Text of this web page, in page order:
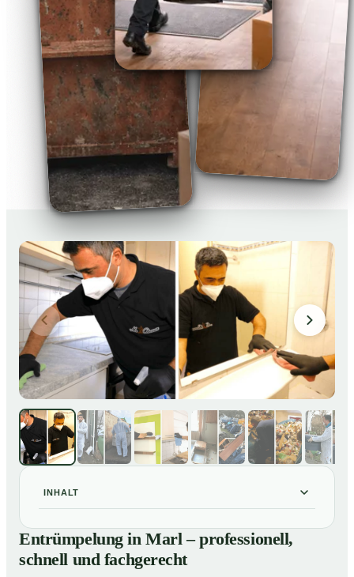
INHALT
01Entrümpelung in Marl – professionell, schnell und
fachgerecht
Unsere Leistungen im Überblick
Entrümpelung in Marl – professionell,
schnell und fachgerecht